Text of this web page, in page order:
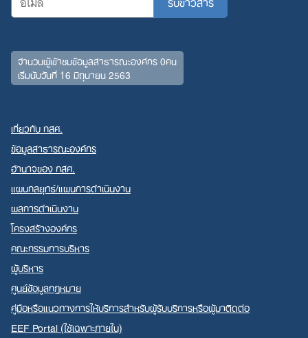
จำนวนผู้เข้าชมข้อมูลสาธารณะองค์กร 0คน
เริ่มนับวันที่ 16 มิถุนายน 2563
เกี่ยวกับ กสศ.
ข้อมูลสาธารณะองค์กร
อำนาจของ กสศ.
แผนกลยุทธ์/แผนการดำเนินงาน
ผลการดำเนินงาน
โครงสร้างองค์กร
คณะกรรมการบริหาร
ผู้บริหาร
ศูนย์ข้อมูลกฎหมาย
คู่มือหรือแนวทางการให้บริการสำหรับผู้รับบริการหรือผู้มาติดต่อ
EEF Portal (ใช้เฉพาะภายใน)